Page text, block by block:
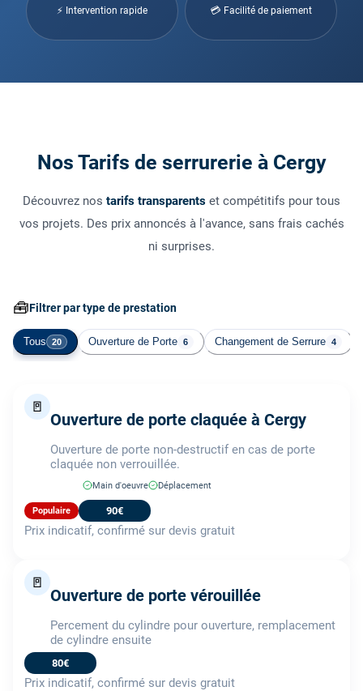
⚡ Intervention rapide 💳 Facilité de paiement
Nos Tarifs de serrurerie à Cergy
Découvrez nos tarifs transparents et compétitifs pour tous
vos projets. Des prix annoncés à l'avance, sans frais cachés
ni surprises.
🧰Filtrer par type de prestation
Tous 20 Ouverture de Porte 6 Changement de Serrure 4
🚪
Ouverture de porte claquée à Cergy
Ouverture de porte non-destructif en cas de porte
claquée non verrouillée.
Main d'oeuvre Déplacement
Populaire 90€
Prix indicatif, confirmé sur devis gratuit
🚪
Ouverture de porte vérouillée
Percement du cylindre pour ouverture, remplacement
de cylindre ensuite
80€
Prix indicatif, confirmé sur devis gratuit